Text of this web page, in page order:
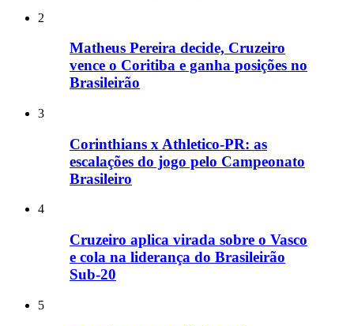
2
Matheus Pereira decide, Cruzeiro
vence o Coritiba e ganha posições no
Brasileirão
3
Corinthians x Athletico-PR: as
escalações do jogo pelo Campeonato
Brasileiro
4
Cruzeiro aplica virada sobre o Vasco
e cola na liderança do Brasileirão
Sub-20
5